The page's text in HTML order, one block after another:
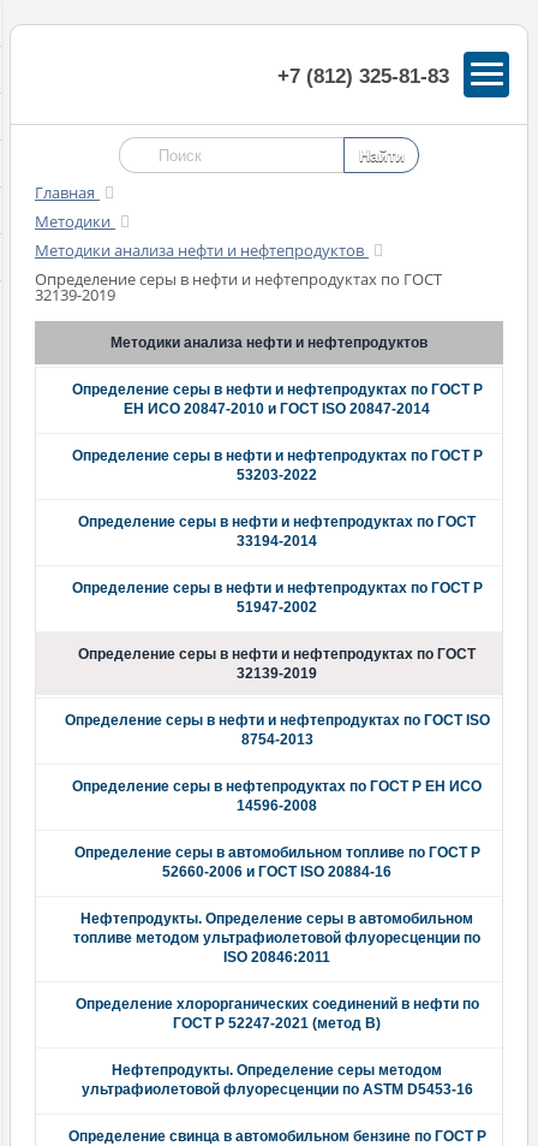
+7 (812) 325-81-83
Главная
Методики
Методики анализа нефти и нефтепродуктов
Определение серы в нефти и нефтепродуктах по ГОСТ
32139-2019
Методики анализа нефти и нефтепродуктов
Определение серы в нефти и нефтепродуктах по ГОСТ Р
ЕН ИСО 20847-2010 и ГОСТ ISO 20847-2014
Определение серы в нефти и нефтепродуктах по ГОСТ Р
53203-2022
Определение серы в нефти и нефтепродуктах по ГОСТ
33194-2014
Определение серы в нефти и нефтепродуктах по ГОСТ Р
51947-2002
Определение серы в нефти и нефтепродуктах по ГОСТ
32139-2019
Определение серы в нефти и нефтепродуктах по ГОСТ ISO
8754-2013
Определение серы в нефтепродуктах по ГОСТ Р ЕН ИСО
14596-2008
Определение серы в автомобильном топливе по ГОСТ Р
52660-2006 и ГОСТ ISO 20884-16
Нефтепродукты. Определение серы в автомобильном
топливе методом ультрафиолетовой флуоресценции по
ISO 20846:2011
Определение хлорорганических соединений в нефти по
ГОСТ Р 52247-2021 (метод В)
Нефтепродукты. Определение серы методом
ультрафиолетовой флуоресценции по ASTM D5453-16
Определение свинца в автомобильном бензине по ГОСТ Р